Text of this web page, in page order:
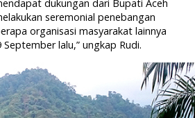
dukungan dari Bupati Aceh
seremonial penebangan
organisasi masyarakat lainnya
lalu,” ungkap Rudi.